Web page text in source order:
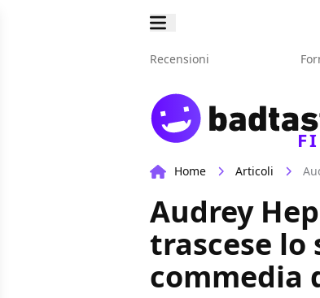
Recensioni
Home Articoli
Audrey
trascese lo
commedia